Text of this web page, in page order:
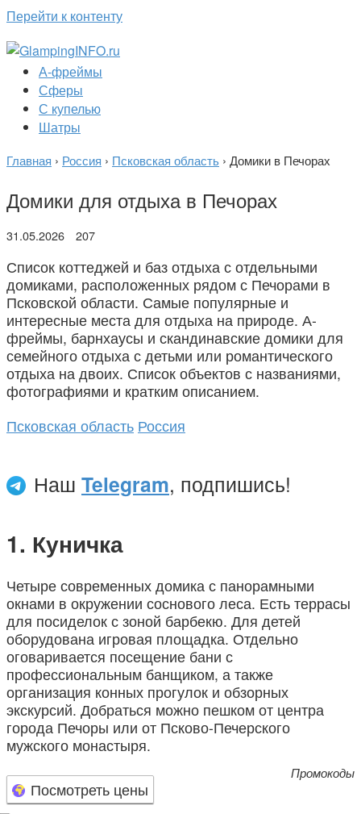
Перейти к контенту
А-фреймы
Сферы
С купелью
Шатры
Главная › Россия › Псковская область › Домики в Печорах
Домики для отдыха в Печорах
31.05.2026 207
Список коттеджей и баз отдыха с отдельными
домиками, расположенных рядом с Печорами в
Псковской области. Самые популярные и
интересные места для отдыха на природе. А-
фреймы, барнхаусы и скандинавские домики для
семейного отдыха с детьми или романтического
отдыха на двоих. Список объектов с названиями,
фотографиями и кратким описанием.
Псковская область Россия
Наш Telegram, подпишись!
Куничка
Четыре современных домика с панорамными
окнами в окружении соснового леса. Есть террасы
для посиделок с зоной барбекю. Для детей
оборудована игровая площадка. Отдельно
оговаривается посещение бани с
профессиональным банщиком, а также
организация конных прогулок и обзорных
экскурсий. Добраться можно пешком от центра
города Печоры или от Псково-Печерского
мужского монастыря.
Посмотреть цены
Промокоды